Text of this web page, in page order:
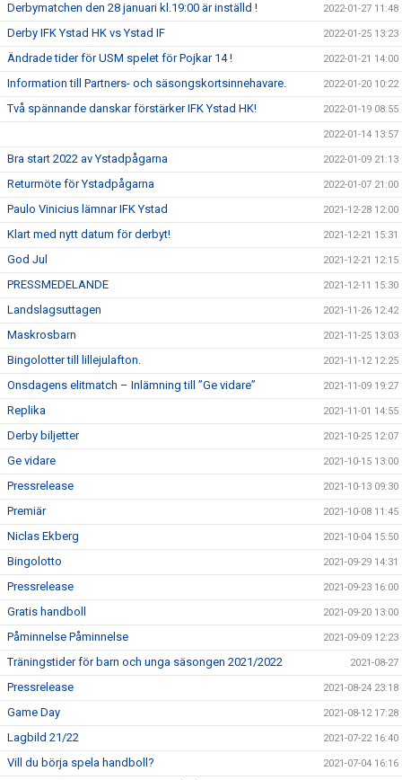
Derbymatchen den 28 januari kl.19:00 är inställd ! 2022-01-27 11:48
Derby IFK Ystad HK vs Ystad IF 2022-01-25 13:23
Ändrade tider för USM spelet för Pojkar 14 ! 2022-01-21 14:00
Information till Partners- och säsongskortsinnehavare. 2022-01-20 10:22
Två spännande danskar förstärker IFK Ystad HK! 2022-01-19 08:55
2022-01-14 13:57
Bra start 2022 av Ystadpågarna 2022-01-09 21:13
Returmöte för Ystadpågarna 2022-01-07 21:00
Paulo Vinicius lämnar IFK Ystad 2021-12-28 12:00
Klart med nytt datum för derbyt! 2021-12-21 15:31
God Jul 2021-12-21 12:15
PRESSMEDELANDE 2021-12-11 15:30
Landslagsuttagen 2021-11-26 12:42
Maskrosbarn 2021-11-25 13:03
Bingolotter till lillejulafton. 2021-11-12 12:25
Onsdagens elitmatch – Inlämning till ”Ge vidare” 2021-11-09 19:27
Replika 2021-11-01 14:55
Derby biljetter 2021-10-25 12:07
Ge vidare 2021-10-15 13:00
Pressrelease 2021-10-13 09:30
Premiär 2021-10-08 11:45
Niclas Ekberg 2021-10-04 15:50
Bingolotto 2021-09-29 14:31
Pressrelease 2021-09-23 16:00
Gratis handboll 2021-09-20 13:00
Påminnelse Påminnelse 2021-09-09 12:23
Träningstider för barn och unga säsongen 2021/2022 2021-08-27
Pressrelease 2021-08-24 23:18
Game Day 2021-08-12 17:28
Lagbild 21/22 2021-07-22 16:40
Vill du börja spela handboll? 2021-07-04 16:16